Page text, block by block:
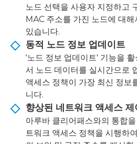
노드 선택을 사용자 지정하고
MAC 주소를 가진 노드에 대
있습니다.
동적 노드 정보 업데이트
'노드 정보 업데이트' 기능을
서 노드 데이터를 실시간으로
액세스 정책이 가장 최신 정보
니다.
향상된 네트워크 액세스 제
아루바 클리어패스와의 통합
트워크 액세스 정책을 시행하